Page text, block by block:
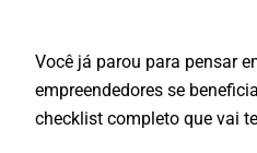
Você já parou para pensar
empreendedores se
checklist completo que vai